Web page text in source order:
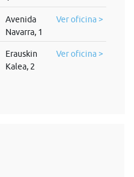
Avenida
Navarra, 1
Ver oficina >
Erauskin
Kalea, 2
Ver oficina >